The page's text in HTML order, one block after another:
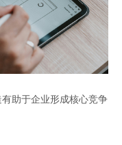
助于企业形成核心竞争